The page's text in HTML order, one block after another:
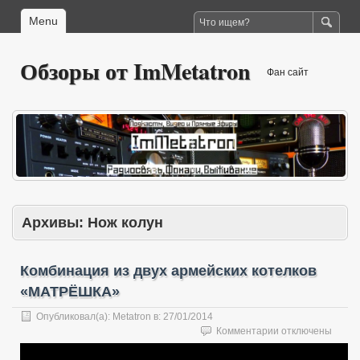
Menu
Обзоры от ImMetatron Фан сайт
Архивы: Нож колун
Комбинация из двух армейских котелков
«МАТРЁШКА»
Опубликовал(а): Metatron в: 27/01/2014
Комментарии к
записи
отключены